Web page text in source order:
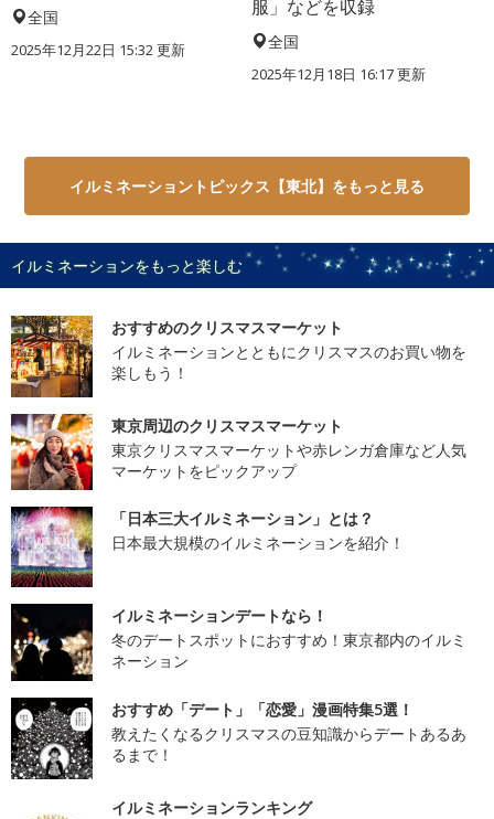
全国
2025年12月22日 15:32 更新
服」などを収録
全国
2025年12月18日 16:17 更新
イルミネーショントピックス【東北】をもっと見る
イルミネーションをもっと楽しむ
おすすめのクリスマスマーケット
イルミネーションとともにクリスマスのお買い物を
楽しもう！
東京周辺のクリスマスマーケット
東京クリスマスマーケットや赤レンガ倉庫など人気
マーケットをピックアップ
「日本三大イルミネーション」とは？
日本最大規模のイルミネーションを紹介！
イルミネーションデートなら！
冬のデートスポットにおすすめ！東京都内のイルミ
ネーション
おすすめ「デート」「恋愛」漫画特集5選！
教えたくなるクリスマスの豆知識からデートあるあ
るまで！
イルミネーションランキング